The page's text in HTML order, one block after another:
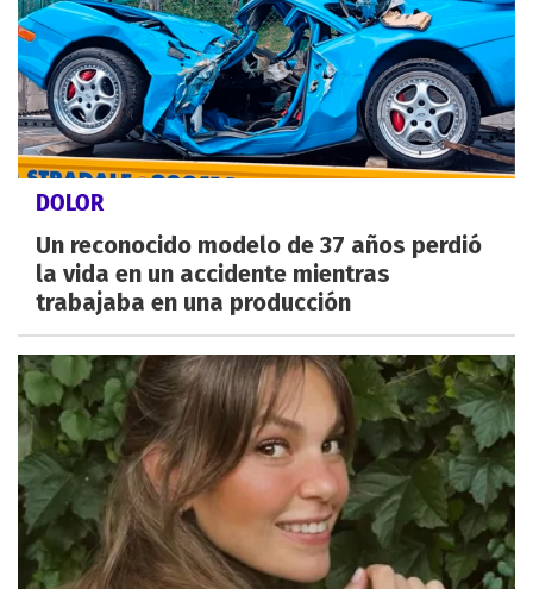
DOLOR
Un reconocido modelo de 37 años perdió
la vida en un accidente mientras
trabajaba en una producción